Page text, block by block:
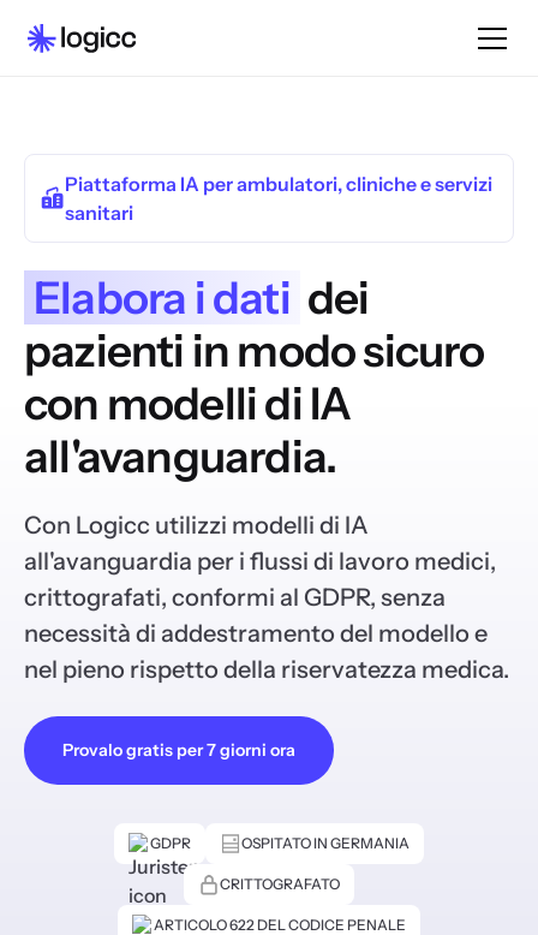
Piattaforma IA per ambulatori, cliniche e servizi
sanitari
Elabora i dati dei
pazienti in modo sicuro
con modelli di IA
all'avanguardia.
Con Logicc utilizzi modelli di IA
all'avanguardia per i flussi di lavoro medici,
crittografati, conformi al GDPR, senza
necessità di addestramento del modello e
nel pieno rispetto della riservatezza medica.
Provalo gratis per 7 giorni ora
GDPR OSPITATO IN GERMANIA
CRITTOGRAFATO
ARTICOLO 622 DEL CODICE PENALE